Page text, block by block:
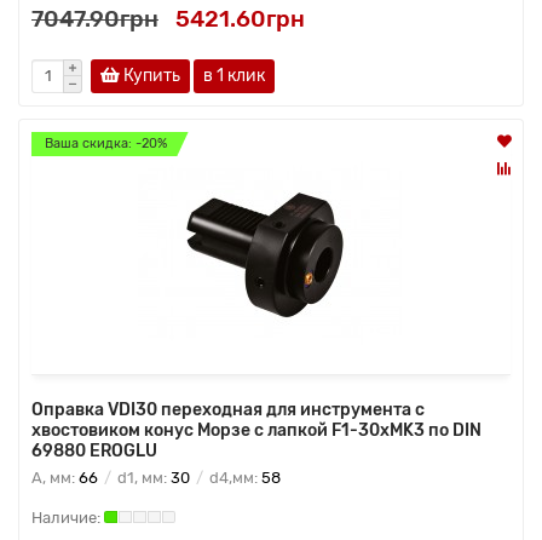
7047.90грн 5421.60грн
Купить в 1 клик
Ваша скидка: -20%
Оправка VDI30 переходная для инструмента с
хвостовиком конус Морзе с лапкой F1-30хMK3 по DIN
69880 EROGLU
A, мм: 66 d1, мм: 30 d4,мм: 58